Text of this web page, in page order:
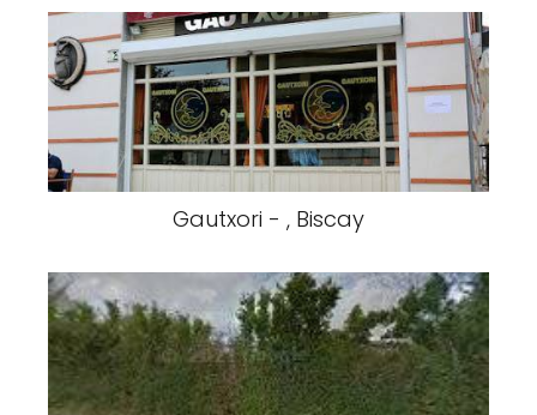
Gautxori - , Biscay